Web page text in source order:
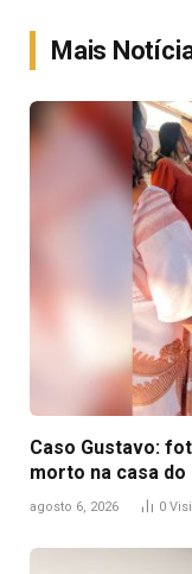
Mais
Caso Gustavo:
morto na casa
agosto 6, 2026 0